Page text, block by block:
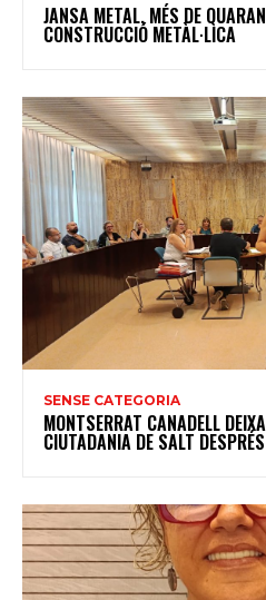
JANSA METAL, MÉS DE
CONSTRUCCIÓ METÀL·LICA
SENSE CATEGORIA
MONTSERRAT CANADELL
CIUTADANIA DE SALT